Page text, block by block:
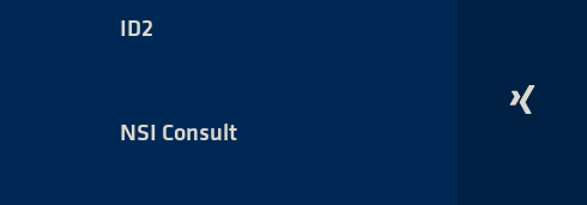
ID2
NSI Consult
Das